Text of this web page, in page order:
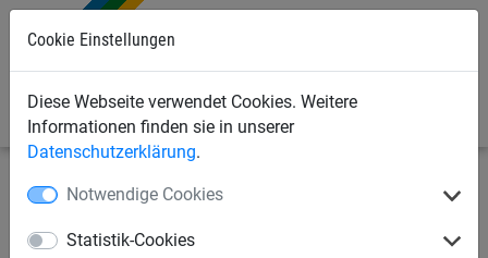
Cookie Einstellungen
Diese Webseite verwendet Cookies. Weitere
Informationen finden sie in unserer
Datenschutzerklärung.
Notwendige Cookies
Statistik-Cookies
Seilspielgeräte
Kletternetze, Strickleitern + Taue